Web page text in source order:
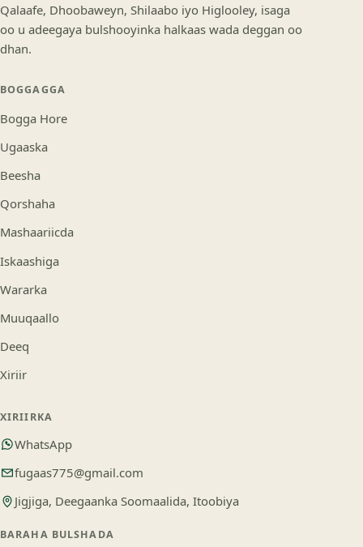
Qalaafe, Dhoobaweyn, Shilaabo iyo Higlooley, isaga
oo u adeegaya bulshooyinka halkaas wada deggan oo
dhan.
BOGGAGGA
Bogga Hore
Ugaaska
Beesha
Qorshaha
Mashaariicda
Iskaashiga
Wararka
Muuqaallo
Deeq
Xiriir
XIRIIRKA
WhatsApp
fugaas775@gmail.com
Jigjiga, Deegaanka Soomaalida, Itoobiya
BARAHA BULSHADA